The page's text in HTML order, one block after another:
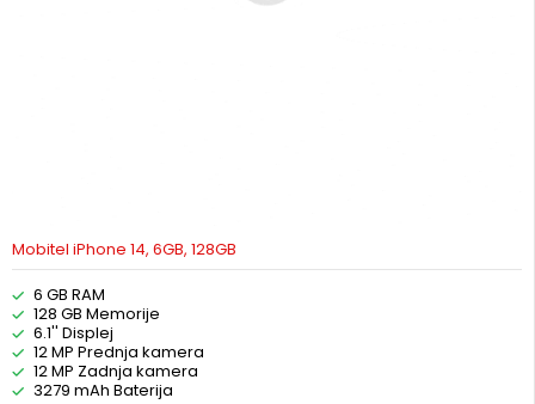
Mobitel iPhone 14, 6GB, 128GB
6 GB RAM
128 GB Memorije
6.1'' Displej
12 MP Prednja kamera
12 MP Zadnja kamera
3279 mAh Baterija